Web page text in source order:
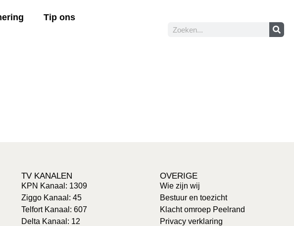
Tip ons
TV KANALEN
KPN Kanaal: 1309
Ziggo Kanaal: 45
Telfort Kanaal: 607
Delta Kanaal: 12
OVERIGE
Wie zijn wij
Bestuur en toezicht
Klacht omroep Peelrand
Privacy verklaring